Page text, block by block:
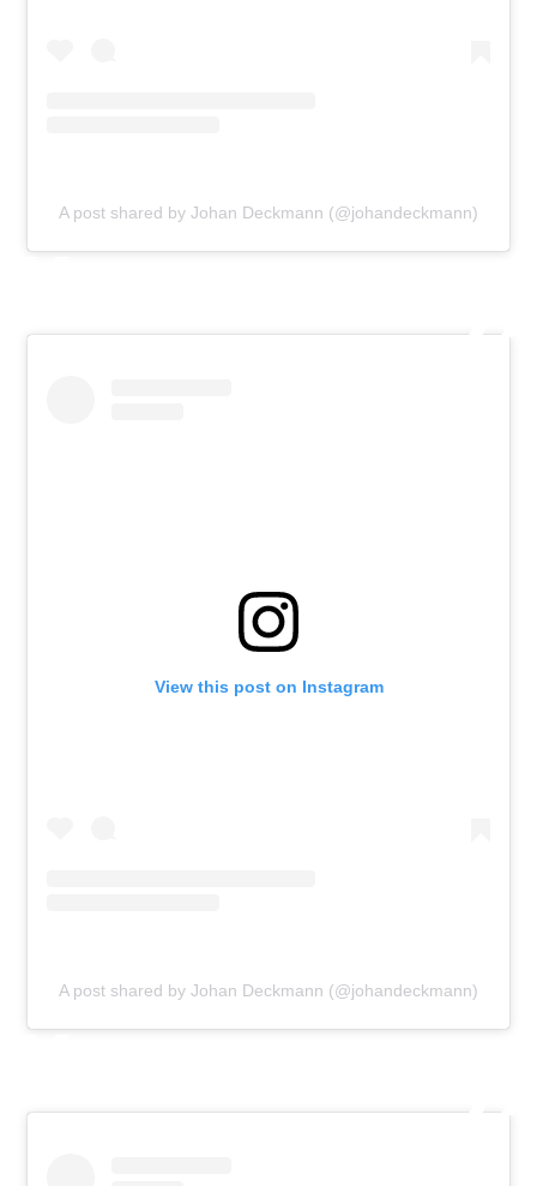
A post shared by Johan Deckmann (@johandeckmann)
View this post on Instagram
A post shared by Johan Deckmann (@johandeckmann)